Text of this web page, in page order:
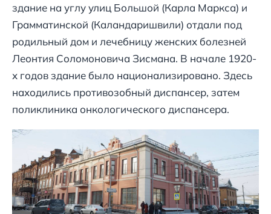
здание на углу улиц Большой (Карла Маркса) и
Грамматинской (Каландаришвили) отдали под
родильный дом и лечебницу женских болезней
Леонтия Соломоновича Зисмана. В начале 1920-
х годов здание было национализировано. Здесь
находились противозобный диспансер, затем
поликлиника онкологического диспансера.